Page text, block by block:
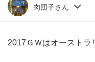
肉団子さん
2017ＧＷはオーストラ